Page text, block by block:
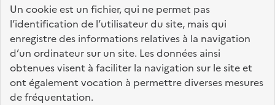
Un cookie est un fichier, qui ne permet pas
l’identification de l’utilisateur du site, mais qui
enregistre des informations relatives à la navigation
d’un ordinateur sur un site. Les données ainsi
obtenues visent à faciliter la navigation sur le site et
ont également vocation à permettre diverses mesures
de fréquentation.
Fonction publique :
Fonction publique Territoriale
Employeur :
Communes
En ligne depuis le 13 juillet 2026
Ajouter aux favoris: Responsable service